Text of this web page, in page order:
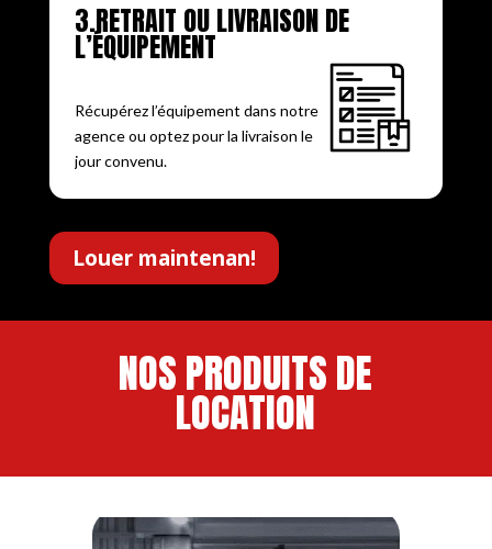
3.RETRAIT OU LIVRAISON DE
L’ÉQUIPEMENT
Récupérez l’équipement dans notre
agence ou optez pour la livraison le
jour convenu.
Louer maintenan!
NOS PRODUITS DE
LOCATION